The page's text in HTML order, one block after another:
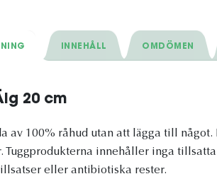
INNEHÅLL OMDÖMEN
20 cm
av 100% råhud utan att lägga till
Tuggprodukterna innehåller inga
eller antibiotiska rester.